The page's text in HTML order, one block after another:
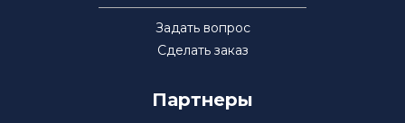
Задать вопрос
Сделать заказ
Партнеры